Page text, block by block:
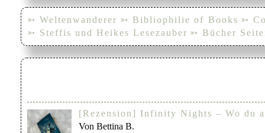
➳ Weltenwanderer ➳ Bibliophilie of Books ➳
➳ Steffis und Heikes Lesezauber ➳ Bücher
[Rezension] Infinity Nights – Wo du
Von Bettina B.